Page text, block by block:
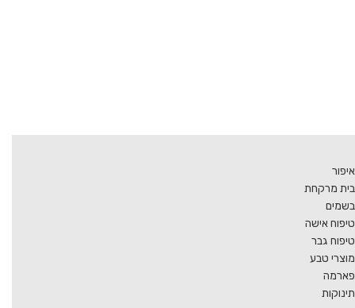
איפור
בית מרקחת
בשמים
טיפוח אישה
טיפוח גבר
מוצרי טבע
פארמה
תינוקות